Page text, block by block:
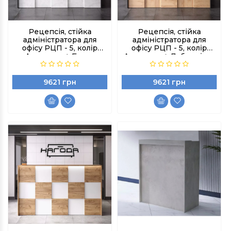
Рецепсія, стійка
адміністратора для
офісу РЦП - 5, колір
Антрацит + Бетон
індастріал (БЕЗ
9621 грн
Рецепсія, стійка
адміністратора для
офісу РЦП - 5, колір
Антрацит + Дуб артізан
(БЕЗ ПІДСВІТКИ)
9621 грн